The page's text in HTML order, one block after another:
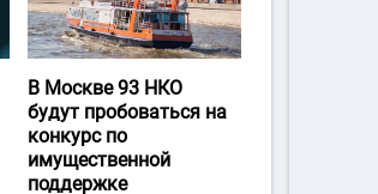
В Москве 93 НКО
будут пробоваться на
конкурс по
имущественной
поддержке